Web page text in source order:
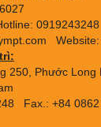
0919243248
Website:
250, Phước Long
Fax.: +84 0862